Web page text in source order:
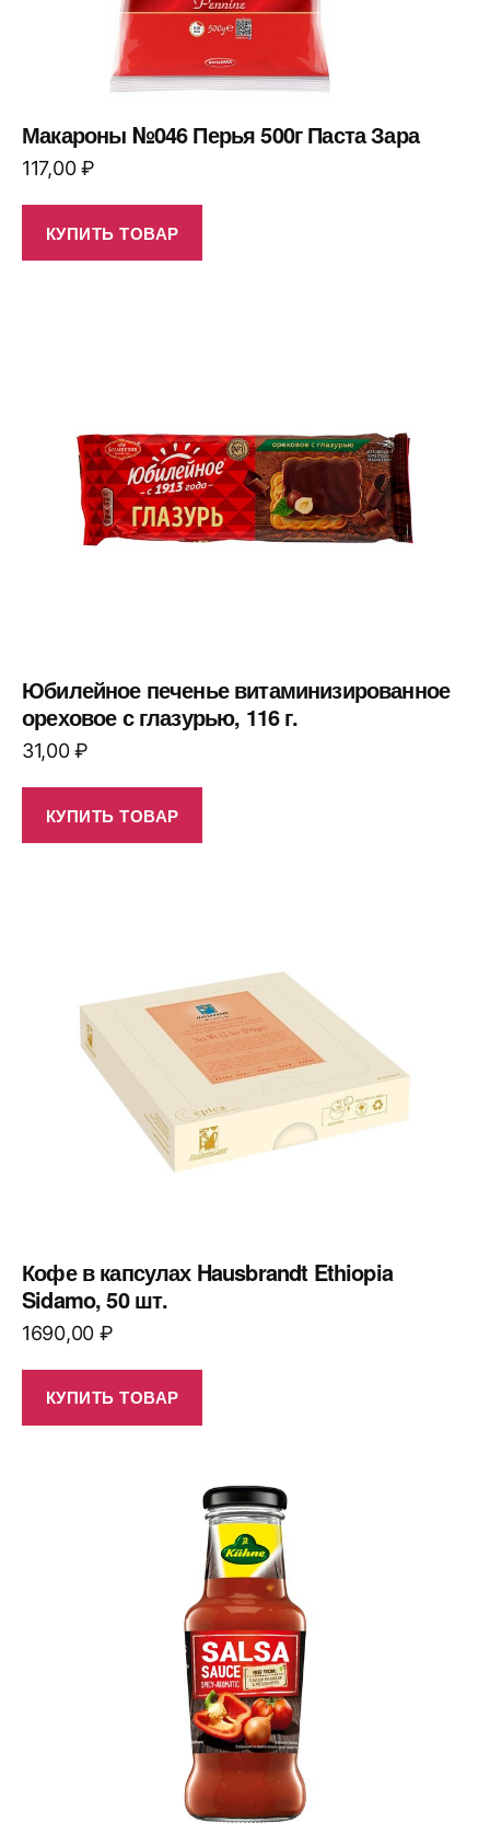
Макароны №046 Перья 500г Паста Зара
117,00₽
КУПИТЬ ТОВАР
Юбилейное печенье витаминизированное
ореховое с глазурью, 116 г.
31,00₽
КУПИТЬ ТОВАР
Кофе в капсулах Hausbrandt Ethiopia
Sidamo, 50 шт.
1690,00 ₽
КУПИТЬ ТОВАР